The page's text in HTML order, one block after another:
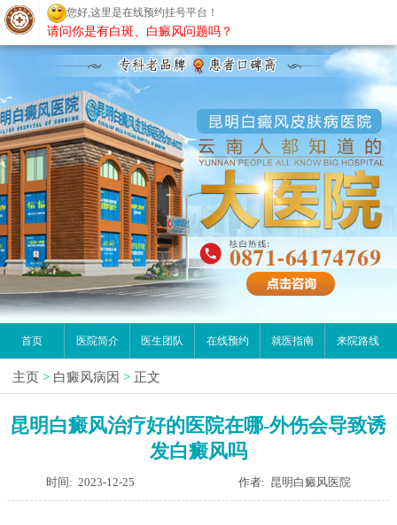
昆明白癜风医院
首页 医院简介 医生团队 在线预约 就医指南 来院路线
主页 > 白癜风病因 > 正文
昆明白癜风治疗好的医院在哪-外伤会导致诱
发白癜风吗
时间: 2023-12-25 作者: 昆明白癜风医院
您好,这里是在线预约挂号平台！
请问你是有白斑、白癜风问题吗？